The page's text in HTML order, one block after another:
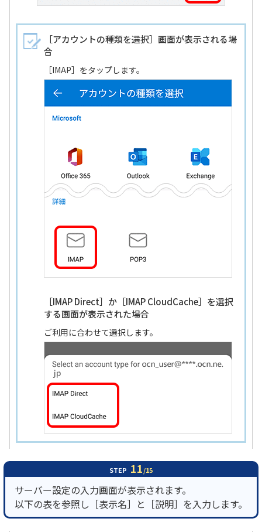
［アカウントの種類を選択］画面が表示される場
合
［IMAP］をタップします。
［IMAP Direct］か［IMAP CloudCache］を選択
する画面が表示された場合
ご利用に合わせて選択します。
STEP 11/15
サーバー設定の入力画面が表示されます。
以下の表を参照し［表示名］と［説明］を入力します。